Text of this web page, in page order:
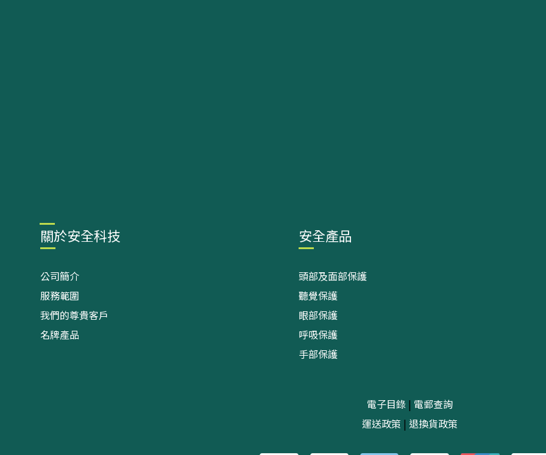
關於安全科技
公司簡介
服務範圍
我們的尊貴客戶
名牌產品
安全產品
頭部及面部保護
聽覺保護
眼部保護
呼吸保護
手部保護
電子目錄| 電郵查詢
運送政策 | 退換貨政策